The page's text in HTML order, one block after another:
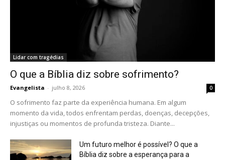
Lidar com tragédias
O que a Bíblia diz sobre sofrimento?
Evangelista - julho 8, 2026 0
O sofrimento faz parte da experiência humana. Em algum
momento da vida, todos enfrentam perdas, doenças, decepções,
injustiças ou momentos de profunda tristeza. Diante...
Um futuro melhor é possível? O que a
Bíblia diz sobre a esperança para a